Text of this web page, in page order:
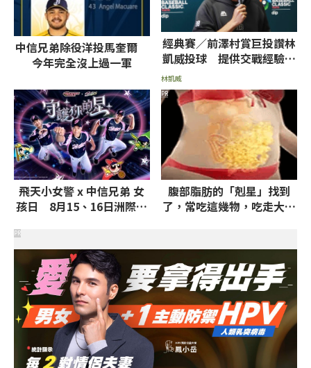
中信兄弟除役洋投馬奎爾
今年完全沒上過一軍
經典賽／前澤村賞巨投讚林
凱威投球 提供交戰經驗給
林凱威
飛天小女警 x 中信兄弟 女
孩日 8月15、16日洲際聯
腹部脂肪的「剋星」找到
了，常吃這幾物，吃走大肚
PR
PR